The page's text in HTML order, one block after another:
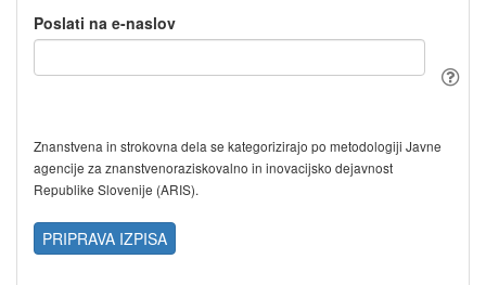
Poslati na e-naslov
Znanstvena in strokovna dela se kategorizirajo po metodologiji Javne
agencije za znanstvenoraziskovalno in inovacijsko dejavnost
Republike Slovenije (ARIS).
PRIPRAVA IZPISA